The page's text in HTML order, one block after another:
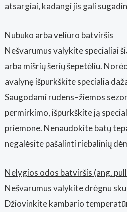
atsargiai, kadangi jis gali
Nubuko arba veliūro batviršis
Nešvarumus valykite specialiai
arba mišrių šerių šepetėliu.
avalynę išpurkškite specialia
Saugodami rudens–žiemos
permirkimo, išpurkškite ją
priemone. Nenaudokite batų
negalėsite pašalinti riebalinių
Nelygios odos batviršis (ang.
Nešvarumus valykite drėgnu
Džiovinkite kambario